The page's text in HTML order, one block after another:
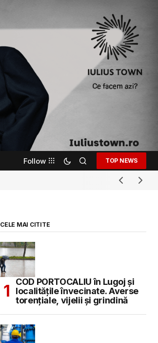
Follow TOP NEWS
CELE MAI CITITE
COD PORTOCALIU în Lugoj și
localitățile învecinate. Averse
torențiale, vijelii și grindină